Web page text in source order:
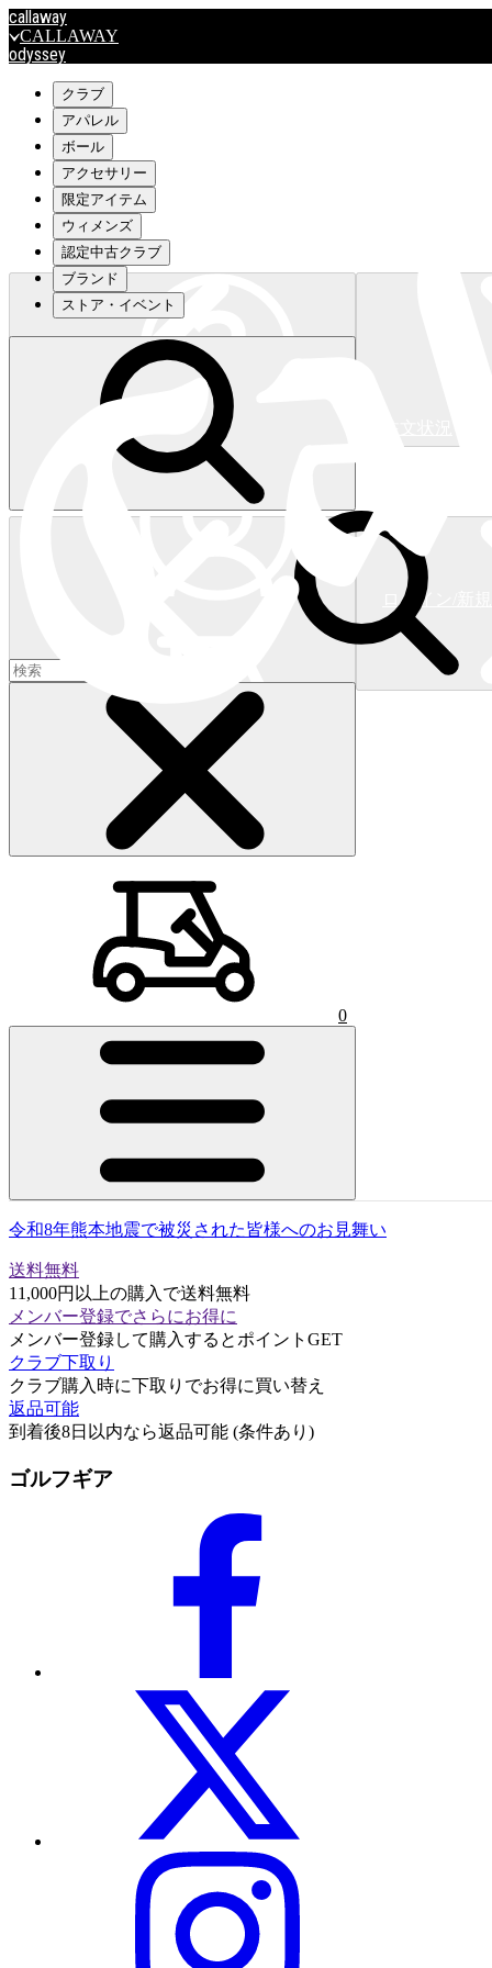
callaway
CALLAWAY
odyssey
travismathew
outlet
OUTLET
キャロウェイアパレルはこちら>>>
キャロウェイアパレルはこちら>>>
ログイン/新
ショッピングカート 0)
クラブ
アパレル
ボール
アクセサリー
限定アイテム
ウィメンズ
認定中古クラブ
ブランド
ストア・イベント
0
令和8年熊本地震で被災された皆様へのお見舞い
送料無料
11,000円以上の購入で送料無料
メンバー登録でさらにお得に
メンバー登録して購入するとポイントGET
クラブ下取り
クラブ購入時に下取りでお得に買い替え
返品可能
到着後8日以内なら返品可能 (条件あり)
ゴルフギア